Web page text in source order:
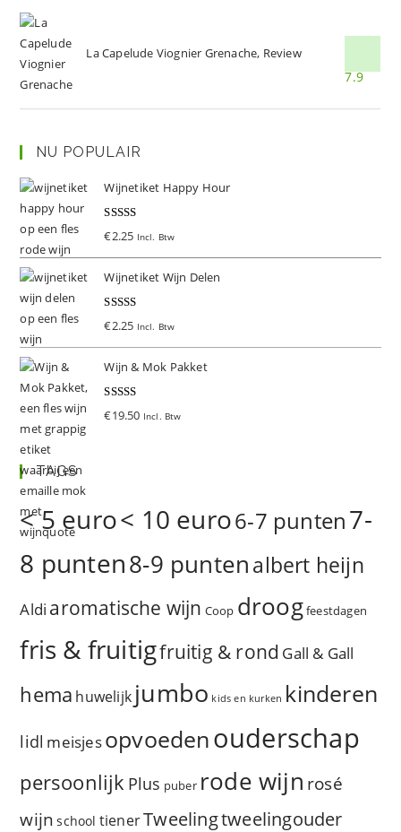
La Capelude Viognier Grenache, Review
7.9
NU POPULAIR
Wijnetiket Happy Hour
Gewaardeer
€2.25 Incl. Btw
Wijnetiket Wijn Delen
Gewaardeer
€2.25 Incl. Btw
Wijn & Mok Pakket
Gewaardeer
€19.50 Incl. Btw
TAGS
< 5 euro< 10 euro6-7 punten7-
8 punten8-9 puntenalbert heijn
Aldi aromatische wijn Coop droogfeestdagen
fris & fruitigfruitig & rond Gall & Gall
hema huwelijk jumbo kids en kurken kinderen
lidl meisjesopvoedenouderschap
persoonlijk Plus puber rode wijn rosé
wijn school tienerTweelingtweelingouder